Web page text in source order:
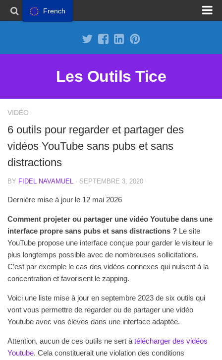
Les Outils Tice
VIDÉO
6 outils pour regarder et partager des
vidéos YouTube sans pubs et sans
distractions
BY FIDEL NAVAMUEL · SEPTEMBRE 3, 2020
Dernière mise à jour le 12 mai 2026
Comment projeter ou partager une vidéo Youtube dans une
interface propre sans pubs et sans distractions ? Le site
YouTube propose une interface conçue pour garder le visiteur le
plus longtemps possible avec de nombreuses sollicitations.
C’est par exemple le cas des vidéos connexes qui nuisent à la
concentration et favorisent le zapping.
Voici une liste mise à jour en septembre 2023 de six outils qui
vont vous permettre de regarder ou de partager une vidéo
Youtube avec vos élèves dans une interface adaptée.
Attention, aucun de ces outils ne sert à télécharger des vidéos
Youtube. Cela constituerait une violation des conditions
French